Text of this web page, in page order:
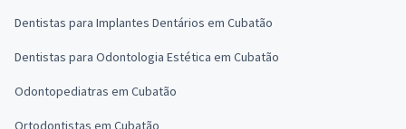
Dentistas para Implantes Dentários em Cubatão
Dentistas para Odontologia Estética em Cubatão
Odontopediatras em Cubatão
Ortodontistas em Cubatão